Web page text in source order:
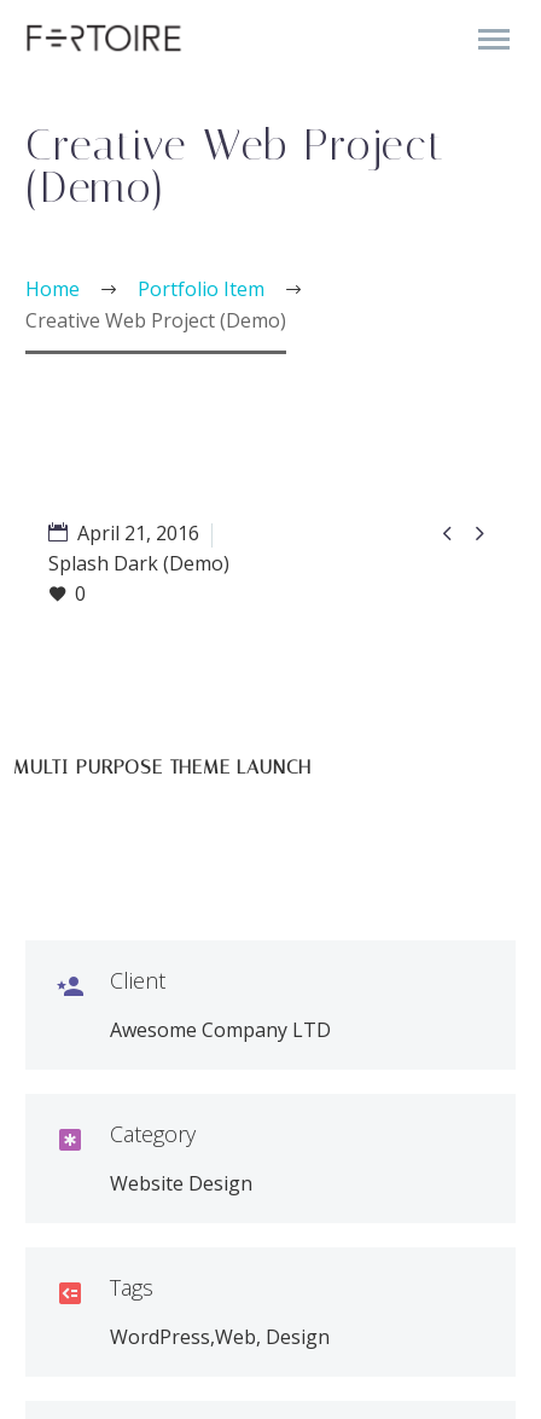
Creative Web Project
(Demo)
Home
Portfolio Item
Creative Web Project (Demo)
 
April 21, 2016
Splash Dark (Demo)
0
MULTI-PURPOSE THEME LAUNCH
 Client
Awesome Company LTD
 Category
Website Design
 Tags
WordPress,Web, Design